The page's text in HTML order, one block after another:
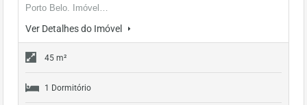
Porto Belo. Imóvel…
Ver Detalhes do Imóvel
45 m²
1 Dormitório